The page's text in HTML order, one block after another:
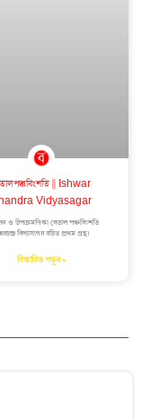
|| Ishwar
Vidyasagar
ও উপক্ৰমণিকা বেতাল পঞ্চবিংশতি
বিদ্যাসাগর রচিত প্রথম গ্রন্থ৷
বিস্তারিত পড়ুন »